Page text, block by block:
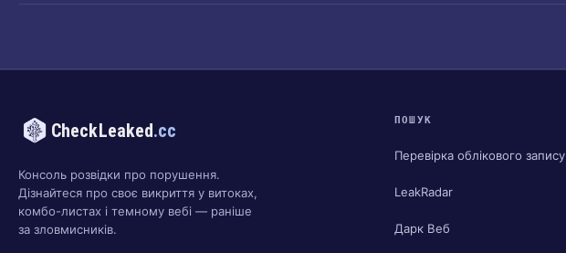
CheckLeaked.cc
Консоль розвідки про порушення.
Дізнайтеся про своє викриття у витоках,
комбо-листах і темному вебі — раніше
за зловмисників.
ПОШУК
Перевірка облікового запису
LeakRadar
Дарк Веб